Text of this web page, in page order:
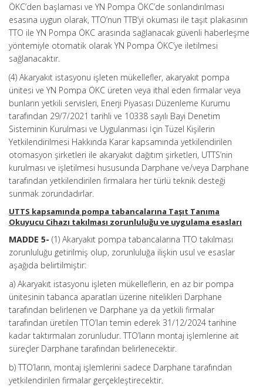
ÖKC’den başlaması ve YN Pompa ÖKC’de sonlandırılması
esasına uygun olarak, TTO’nun TTB’yi okuması ile taşıt plakasının
TTO ile YN Pompa ÖKC arasında sağlanacak güvenli haberleşme
yöntemiyle otomatik olarak YN Pompa ÖKC’ye iletilmesi
sağlanacaktır.
(4) Akaryakıt istasyonu işleten mükellefler, akaryakıt pompa
ünitesi ve YN Pompa ÖKC üreten veya ithal eden firmalar veya
bunların yetkili servisleri, Enerji Piyasası Düzenleme Kurumu
tarafından 29/7/2021 tarihli ve 10338 sayılı Bayi Denetim
Sisteminin Kurulması ve Uygulanması İçin Tüzel Kişilerin
Yetkilendirilmesi Hakkında Karar kapsamında yetkilendirilen
otomasyon şirketleri ile akaryakıt dağıtım şirketleri, UTTS’nin
kurulması ve işletilmesi hususunda Darphane ve/veya Darphane
tarafından yetkilendirilen firmalara her türlü teknik desteği
sunmak zorundadırlar.
UTTS kapsamında pompa tabancalarına Taşıt Tanıma
Okuyucu Cihazı takılması zorunluluğu ve uygulama esasları
MADDE 5- (1) Akaryakıt pompa tabancalarına TTO takılması
zorunluluğu getirilmiş olup, zorunluluğa ilişkin usul ve esaslar
aşağıda belirtilmiştir:
a) Akaryakıt istasyonu işleten mükelleflerin, en az bir pompa
ünitesinin tabanca aparatları üzerine nitelikleri Darphane
tarafından belirlenen ve Darphane ya da yetkili firmalar
tarafından üretilen TTO’ları temin ederek 31/12/2024 tarihine
kadar taktırmaları zorunludur. TTO’ların montaj işlemlerine ait
süreçler Darphane tarafından belirlenecektir.
b) TTO’ların, montaj işlemlerini sadece Darphane tarafından
yetkilendirilen firmalar gerçekleştirecektir.